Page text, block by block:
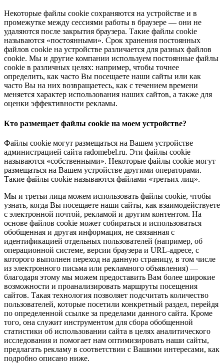
Некоторые файлы cookie сохраняются на устройстве и в
промежутке между сессиями работы в браузере — они не
удаляются после закрытия браузера. Такие файлы cookie
называются «постоянными». Срок хранения постоянных
файлов cookie на устройстве различается для разных файлов
cookie. Мы и другие компании используем постоянные файлы
cookie в различных целях: например, чтобы точнее
определить, как часто Вы посещаете наши сайты или как
часто Вы на них возвращаетесь, как с течением времени
меняется характер использования наших сайтов, а также для
оценки эффективности рекламы.
Кто размещает файлы cookie на моем устройстве?
Файлы cookie могут размещаться на Вашем устройстве
администрацией сайта radomebel.ru. Эти файлы cookie
называются «собственными». Некоторые файлы cookie могут
размещаться на Вашем устройстве другими операторами.
Такие файлы cookie называются файлами «третьих лиц».
Мы и третьи лица можем использовать файлы cookie, чтобы
узнать, когда Вы посещаете наши сайты, как взаимодействуете
с электронной почтой, рекламой и другим контентом. На
основе файлов cookie может собираться и использоваться
обобщенная и другая информация, не связанная с
идентификацией отдельных пользователей (например, об
операционной системе, версии браузера и URL-адресе, с
которого выполнен переход на данную страницу, в том числе
из электронного письма или рекламного объявления) —
благодаря этому мы можем предоставить Вам более широкие
возможности и проанализировать маршруты посещения
сайтов. Такая технология позволяет подсчитать количество
пользователей, которые посетили конкретный раздел, перейдя
по определенной ссылке за пределами данного сайта. Кроме
того, она служит инструментом для сбора обобщенной
статистики об использовании сайта в целях аналитического
исследования и помогает нам оптимизировать наши сайты,
предлагать рекламу в соответствии с Вашими интересами, как
подробно описано ниже.